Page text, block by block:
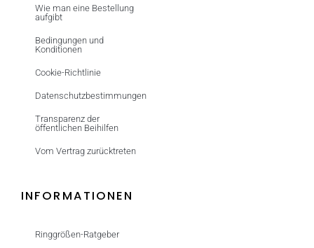
Wie man eine Bestellung
aufgibt
Bedingungen und
Konditionen
Cookie-Richtlinie
Datenschutzbestimmungen
Transparenz der
öffentlichen Beihilfen
Vom Vertrag zurücktreten
INFORMATIONEN
Ringgrößen-Ratgeber